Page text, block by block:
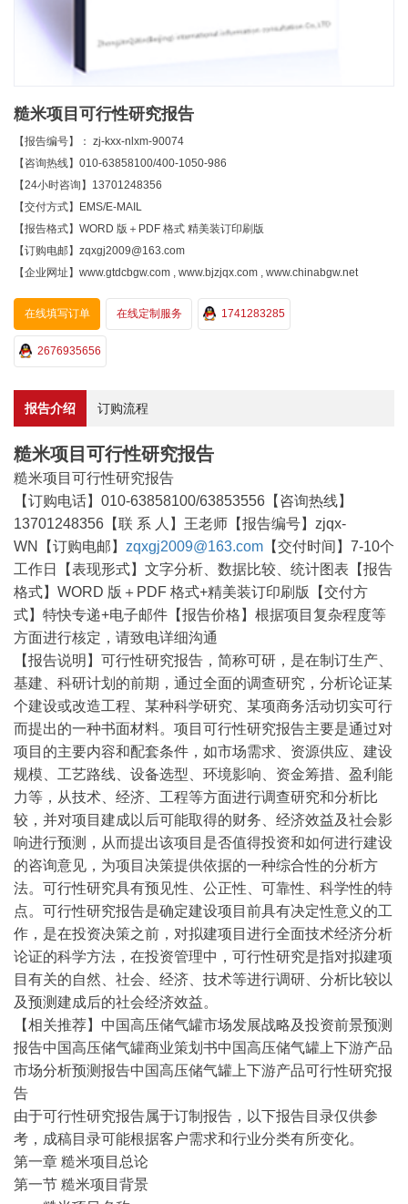
糙米项目可行性研究报告
【报告编号】： zj-kxx-nlxm-90074
【咨询热线】010-63858100/400-1050-986
【24小时咨询】13701248356
【交付方式】EMS/E-MAIL
【报告格式】WORD 版＋PDF 格式 精美装订印刷版
【订购电邮】zqxgj2009@163.com
【企业网址】www.gtdcbgw.com , www.bjzjqx.com , www.chinabgw.net
在线填写订单 在线定制服务 1741283285
2676935656
报告介绍 订购流程
糙米项目可行性研究报告
糙米项目可行性研究报告
【订购电话】010-63858100/63853556【咨询热线】
13701248356【联 系 人】王老师【报告编号】zjqx-
WN【订购电邮】 zqxgj2009@163.com 【交付时间】7-10个
工作日【表现形式】文字分析、数据比较、统计图表【报告
格式】WORD 版＋PDF 格式+精美装订印刷版【交付方
式】特快专递+电子邮件【报告价格】根据项目复杂程度等
方面进行核定，请致电详细沟通
【报告说明】可行性研究报告，简称可研，是在制订生产、
基建、科研计划的前期，通过全面的调查研究，分析论证某
个建设或改造工程、某种科学研究、某项商务活动切实可行
而提出的一种书面材料。项目可行性研究报告主要是通过对
项目的主要内容和配套条件，如市场需求、资源供应、建设
规模、工艺路线、设备选型、环境影响、资金筹措、盈利能
力等，从技术、经济、工程等方面进行调查研究和分析比
较，并对项目建成以后可能取得的财务、经济效益及社会影
响进行预测，从而提出该项目是否值得投资和如何进行建设
的咨询意见，为项目决策提供依据的一种综合性的分析方
法。可行性研究具有预见性、公正性、可靠性、科学性的特
点。可行性研究报告是确定建设项目前具有决定性意义的工
作，是在投资决策之前，对拟建项目进行全面技术经济分析
论证的科学方法，在投资管理中，可行性研究是指对拟建项
目有关的自然、社会、经济、技术等进行调研、分析比较以
及预测建成后的社会经济效益。
【相关推荐】中国高压储气罐市场发展战略及投资前景预测
报告中国高压储气罐商业策划书中国高压储气罐上下游产品
市场分析预测报告中国高压储气罐上下游产品可行性研究报
告
由于可行性研究报告属于订制报告，以下报告目录仅供参
考，成稿目录可能根据客户需求和行业分类有所变化。
第一章 糙米项目总论
第一节 糙米项目背景